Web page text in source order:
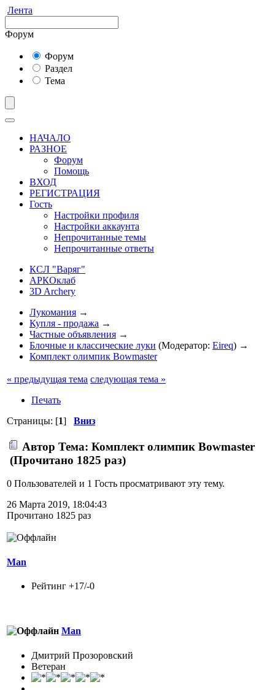
Лента
Форум
Форум
Раздел
Тема
НАЧАЛО
РАЗНОЕ
Форум
Помощь
ВХОД
РЕГИСТРАЦИЯ
Гость
Настройки профиля
Настройки аккаунта
Непрочитанные темы
Непрочитанные ответы
КСЛ "Варяг"
АРКОклаб
3D Archery
Лукомания →
Купля - продажа →
Частные объявления →
Блочные и классические луки (Модератор: Eireq) →
Комплект олимпик Bowmaster
« предыдущая тема следующая тема »
Печать
Страницы: [1] Вниз
Автор Тема: Комплект олимпик Bowmaster
(Прочитано 1825 раз)
0 Пользователей и 1 Гость просматривают эту тему.
26 Марта 2019, 18:04:43
Прочитано 1825 раз
Man
Рейтинг +17/-0
Man
Дмитрий Прозоровский
Ветеран